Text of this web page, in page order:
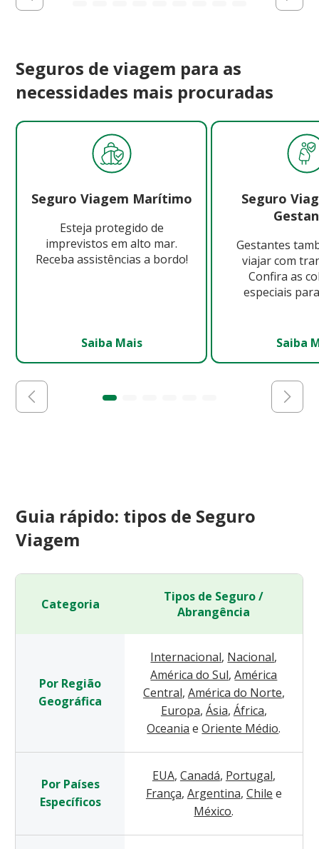
Seguros de viagem para as
necessidades mais procuradas
Seguro Viagem Marítimo
Esteja protegido de
imprevistos em alto mar.
Receba assistências a bordo!
Saiba Mais
Seguro
Gestantes
viajar com
Confira as
especiais
Saiba
Guia rápido: tipos de Seguro
Viagem
Categoria
Tipos de Seguro /
Abrangência
Por Região
Geográfica
Internacional, Nacional,
América do Sul, América
Central, América do Norte,
Europa, Ásia, África,
Oceania e Oriente Médio.
Por Países
Específicos
EUA, Canadá, Portugal,
França, Argentina, Chile e
México.